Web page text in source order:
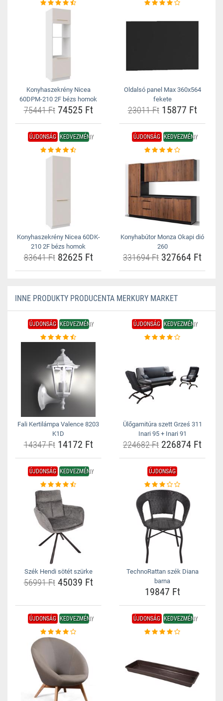
Konyhaszekrény Nicea
60DPM-210 2F bézs homok
75441 Ft74525 Ft
Oldalsó panel Max 360x564
fekete
23011 Ft15877 Ft
ÚJDONSÁG KEDVEZMÉNY
Konyhaszekrény Nicea 60DK-
210 2F bézs homok
83641 Ft82625 Ft
ÚJDONSÁG KEDVEZMÉNY
Konyhabútor Monza Okapi dió
260
331694 Ft 327664 Ft
INNE PRODUKTY PRODUCENTA MERKURY MARKET
ÚJDONSÁG KEDVEZMÉNY
Fali Kertilámpa Valence 8203
K1D
14347 Ft14172 Ft
ÚJDONSÁG KEDVEZMÉNY
Ülőgarnitúra szett Grześ 311
Inari 95 + Inari 91
224682 Ft 226874 Ft
ÚJDONSÁG KEDVEZMÉNY
Szék Hendi sötét szürke
56991 Ft45039 Ft
ÚJDONSÁG
TechnoRattan szék Diana
barna
19847 Ft
ÚJDONSÁG KEDVEZMÉNY ÚJDONSÁG KEDVEZMÉNY